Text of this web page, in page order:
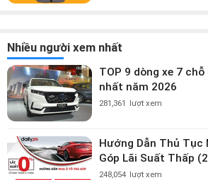
Nhiều người xem nhất
TOP 9 dòng xe 7
nhất năm 2026
281,361 lượt xem
Hướng Dẫn Thủ Tục
Góp Lãi Suất Thấp
248,054 lượt xem